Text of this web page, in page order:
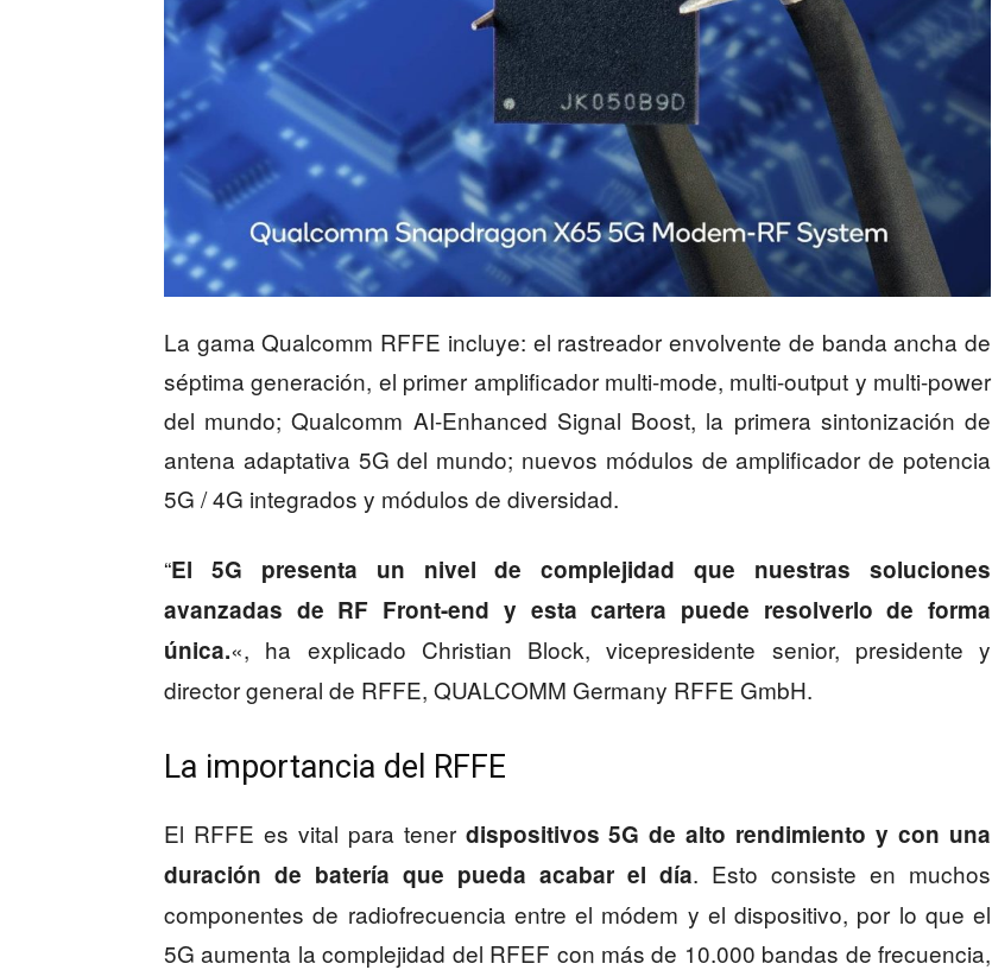
La gama Qualcomm RFFE incluye: el rastreador envolvente de banda ancha de
séptima generación, el primer amplificador multi-mode, multi-output y multi-power
del mundo; Qualcomm AI-Enhanced Signal Boost, la primera sintonización de
antena adaptativa 5G del mundo; nuevos módulos de amplificador de potencia
5G / 4G integrados y módulos de diversidad.
“El 5G presenta un nivel de complejidad que nuestras soluciones
avanzadas de RF Front-end y estacartera puede resolverlo de forma
única.«, ha explicado Christian Block,vicepresidente senior, presidente y
director general de RFFE, QUALCOMM Germany RFFE GmbH.
La importancia del RFFE
El RFFE es vital para tener dispositivos 5G de alto rendimiento y con una
duración de batería que pueda acabar el día. Esto consiste en muchos
componentes de radiofrecuencia entre el módem y el dispositivo, por lo que el
5G aumenta la complejidad del RFEF con más de 10.000 bandas de frecuencia,